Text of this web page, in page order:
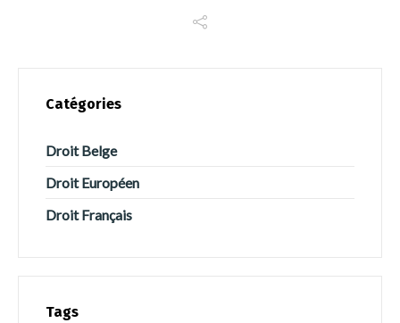
Catégories
Droit Belge
Droit Européen
Droit Français
Tags